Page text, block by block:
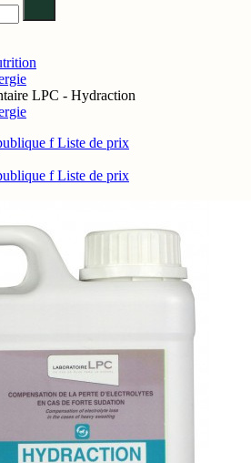
LPC - Hydraction
f Liste de prix
f Liste de prix